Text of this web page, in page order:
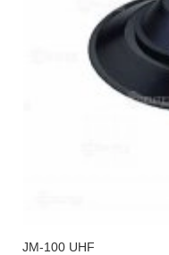
JM-100 UHF